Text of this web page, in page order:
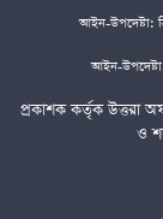
আইন-উপদেষ্টা:
আইন-উপদেষ্টা:
প্রকাশক কর্তৃক উত্তরা
ও